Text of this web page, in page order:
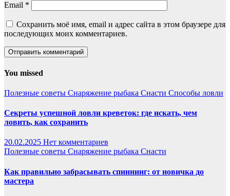
Email *
Сохранить моё имя, email и адрес сайта в этом браузере для
последующих моих комментариев.
You missed
Полезные советы Снаряжение рыбака Снасти Способы ловли
Секреты успешной ловли креветок: где искать, чем
ловить, как сохранить
20.02.2025 Нет комментариев
Полезные советы Снаряжение рыбака Снасти
Как правильно забрасывать спиннинг: от новичка до
мастера